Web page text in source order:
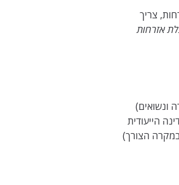
צריך
אזרחות
ונשואים)
הייעודית
הצורך)